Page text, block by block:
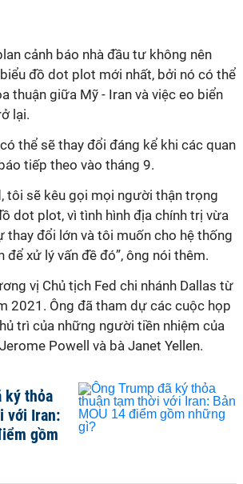
cảnh báo nhà đầu tư không nên
đồ dot plot mới nhất, bởi nó có thể
thuận giữa Mỹ - Iran và việc eo biển
lại.
thể sẽ thay đổi đáng kể khi các quan
tiếp theo vào tháng 9.
tôi sẽ kêu gọi mọi người thận trọng
dot plot, vì tình hình địa chính trị vừa
thay đổi lớn và tôi muốn cho hệ thống
để xử lý vấn đề đó”, ông nói thêm.
vị Chủ tịch Fed chi nhánh Dallas từ
2021. Ông đã tham dự các cuộc họp
trì của những người tiền nhiệm của
Jerome Powell và bà Janet Yellen.
ký thỏa
với Iran:
gồm